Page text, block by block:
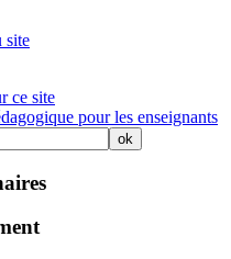
site
ce site
pour les enseignants